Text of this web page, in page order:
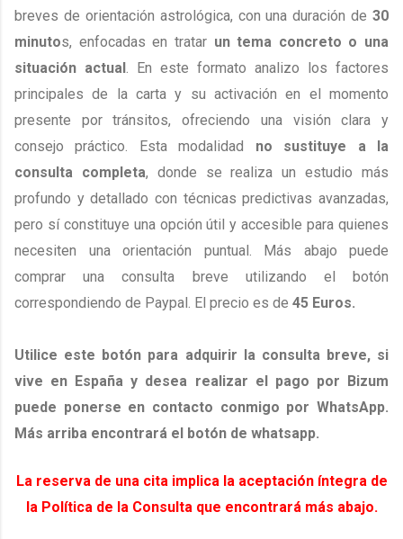
breves de orientación astrológica, con una duración de 30
minutos, enfocadas en tratar un tema concreto o una
situación actual . En este formato analizo los factores
principales de la carta y su activación en el momento
presente por tránsitos, ofreciendo una visión clara y
consejo práctico. Esta modalidad no sustituye a la
consulta completa, donde se realiza un estudio más
profundo y detallado con técnicas predictivas avanzadas,
pero sí constituye una opción útil y accesible para quienes
necesiten una orientación puntual. Más abajo puede
comprar una consulta breve utilizando el botón
correspondiendo de Paypal. El precio es de 45 Euros.
Utilice este botón para adquirir la consulta breve, si
vive en España y desea realizar el pago por Bizum
puede ponerse en contacto conmigo por WhatsApp.
Más arriba encontrará el botón de whatsapp.
La reserva de una cita implica la aceptación íntegra de
la Política de la Consulta que encontrará más abajo.